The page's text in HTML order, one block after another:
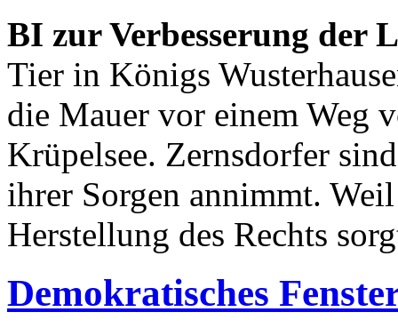
BI zur Verbesserung der
Tier in Königs
die Mauer vor einem Weg
Krüpelsee. Zernsdorfer
ihrer Sorgen annimmt.
Herstellung des Rechts
Demokratisches